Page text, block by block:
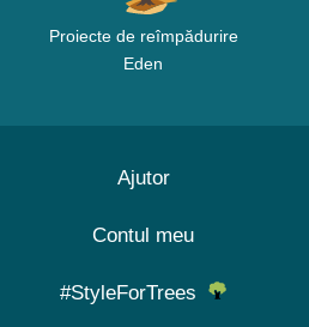
Proiecte de reîmpădurire
Eden
Ajutor
Contul meu
#StyleForTrees